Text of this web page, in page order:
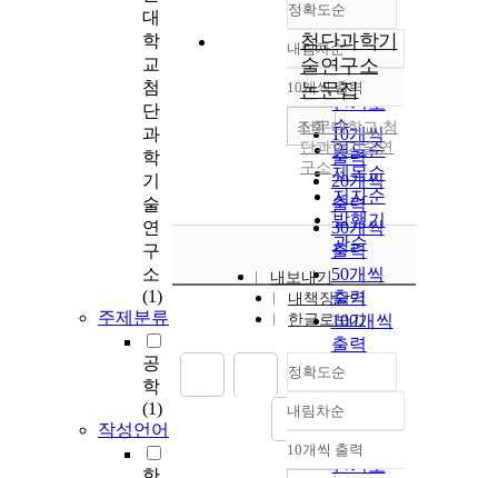
대
학
교
첨
단
과
학
기
술
연
구
소
(1)
주제분류
공
학
(1)
작성언어
정확도순
정확도
순
인기도
순
연도순
제목순
저자순
발행기
관순
내림차순
내림차순
10개씩 출력
10개씩
출력
20개씩
출력
30개씩
출력
50개씩
출력
100개씩
출력
조회
첨단과학기
술연구소
논문집
선문대학교 첨
단과학기술연
구소
내보내기
내책장담기
한글로보기
정확도순
정확도
순
인기도
내림차순
내림차순
10개씩 출력